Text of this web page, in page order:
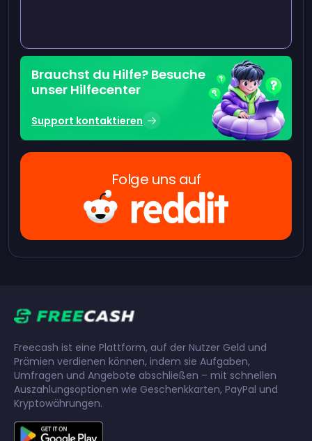
Brauchst du Hilfe? Besuche
unser Hilfecenter
Support kontaktieren
Folge uns auf
Freecash ist eine Plattform, auf der Nutzer Geld und
Prämien verdienen können, indem sie Aufgaben,
Umfragen und Angebote abschließen – mit schnellen
Auszahlungsoptionen wie Geschenkkarten, PayPal und
Kryptowährungen.